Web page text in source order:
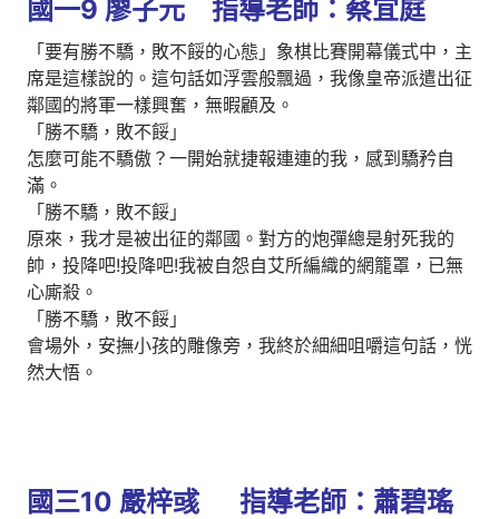
國一9 廖子元 指導老師：蔡宜庭
「要有勝不驕，敗不餒的心態」象棋比賽開幕儀式中，主
席是這樣說的。這句話如浮雲般飄過，我像皇帝派遣出征
鄰國的將軍一樣興奮，無暇顧及。
「勝不驕，敗不餒」
怎麼可能不驕傲？一開始就捷報連連的我，感到驕矜自
滿。
「勝不驕，敗不餒」
原來，我才是被出征的鄰國。對方的炮彈總是射死我的
帥，投降吧!投降吧!我被自怨自艾所編織的網籠罩，已無
心廝殺。
「勝不驕，敗不餒」
會場外，安撫小孩的雕像旁，我終於細細咀嚼這句話，恍
然大悟。
國三10 嚴梓彧 指導老師：蕭碧瑤